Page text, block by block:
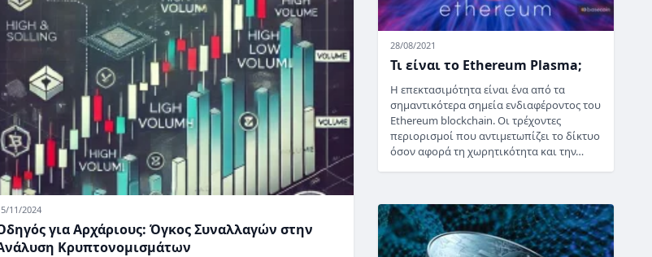
11/2024
για Αρχάριους: Όγκος Συναλλαγών στην
Κρυπτονομισμάτων
28/08/2021
Τι είναι το Ethereum Plasma;
Η επεκτασιμότητα είναι ένα από τα
σημαντικότερα σημεία ενδιαφέροντος του
Ethereum blockchain. Οι τρέχοντες
περιορισμοί που αντιμετωπίζει το δίκτυο
όσον αφορά τη χωρητικότητα και την…